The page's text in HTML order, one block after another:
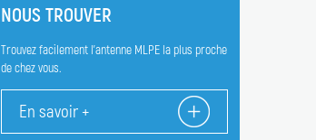
NOUS TROUVER
Trouvez facilement l'antenne MLPE la plus proche
de chez vous.
En savoir +